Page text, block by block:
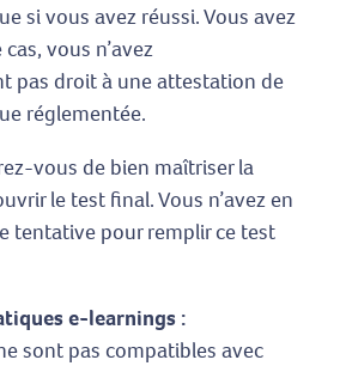
si vous avez réussi. Vous avez
vous n’avez
pas droit à une attestation de
réglementée.
vous de bien maîtriser la
le test final. Vous n’avez en
tentative pour remplir ce test
e-learnings :
sont pas compatibles avec